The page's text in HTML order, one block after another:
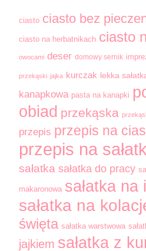
ciasto ciasto bez
ciasto na herbatnikach ciasto
owocami deser domowy sernik
przekąski jajka kurczak lekka
kanapkowa pasta na kanapki
obiad przekąska
przepis przepis na
przepis na
sałatka sałatka do pracy
makaronowa sałatka na
sałatka na
święta sałatka warstwowa
jajkiem sałatka z